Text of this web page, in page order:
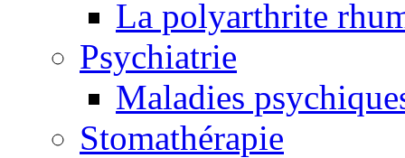
La polyarthrite
Psychiatrie
Maladies
Stomathérapie